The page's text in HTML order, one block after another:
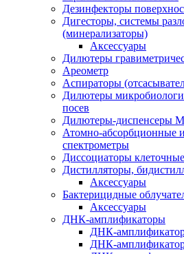
Дезинфекторы
Дигесторы, системы
(минерализаторы)
Аксессуары
Дилютеры
Ареометр
Аспираторы
Дилютеры
посев
Дилютеры-диспенсеры
Атомно-абсорбционные
спектрометры
Диссоциаторы
Дистилляторы,
Аксессуары
Бактерицидные
Аксессуары
ДНК-амплификаторы
ДНК-
ДНК-